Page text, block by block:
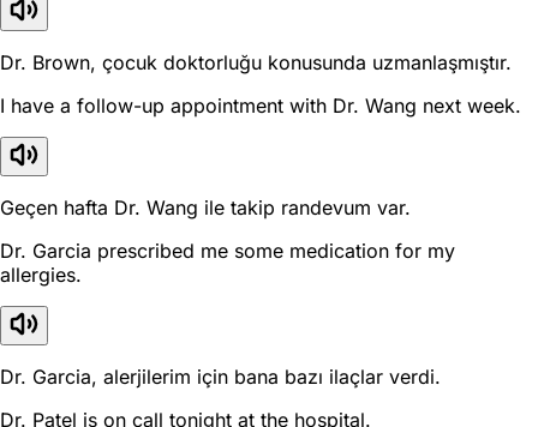
Dr. Brown, çocuk doktorluğu konusunda uzmanlaşmıştır.
I have a follow-up appointment with Dr. Wang next week.
Geçen hafta Dr. Wang ile takip randevum var.
Dr. Garcia prescribed me some medication for my
allergies.
Dr. Garcia, alerjilerim için bana bazı ilaçlar verdi.
Dr. Patel is on call tonight at the hospital.